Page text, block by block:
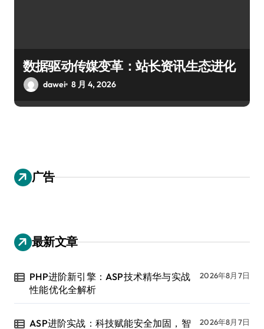
数据驱动传媒变革：站长资讯生态进化
dawei 8 月 4, 2026
广告
最新文章
PHP进阶新引擎：ASP技术精华与实战
性能优化全解析
2026年8月7日
ASP进阶实战：科技赋能安全加固，智
2026年8月7日